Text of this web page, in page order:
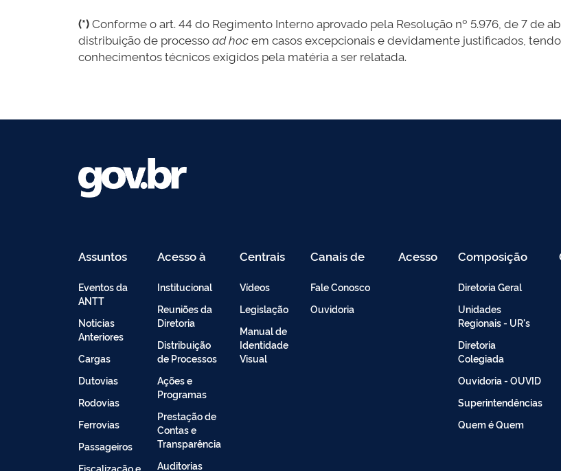
(*)Conforme o art. 44 do Regimento Interno aprovado pela Resolução nº 5.976, de 7 de
distribuição de processoad hocem casos excepcionais e devidamente justificados,
conhecimentos técnicos exigidos pela matéria a ser relatada.
Assuntos
Eventos da
ANTT
Noticias
Anteriores
Cargas
Dutovias
Rodovias
Ferrovias
Passageiros
Fiscalização e
Acesso à
Institucional
Reuniões da
Diretoria
Distribuição
de Processos
Ações e
Programas
Prestação de
Contas e
Transparência
Auditorias
Centrais
Vídeos
Legislação
Manual de
Identidade
Visual
Canais de
Fale Conosco
Ouvidoria
Acesso Composição
Diretoria Geral
Unidades
Regionais - UR's
Diretoria
Colegiada
Ouvidoria - OUVID
Superintendências
Quem é Quem